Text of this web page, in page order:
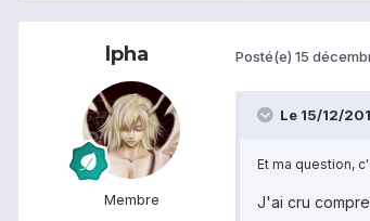
lpha
Membre
Posté(e) 15
Le 15/12/
Et ma question,
J'ai cru